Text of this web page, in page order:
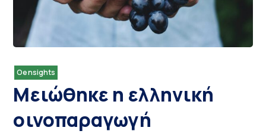
Oensights
Μειώθηκε η ελληνική
οινοπαραγωγή